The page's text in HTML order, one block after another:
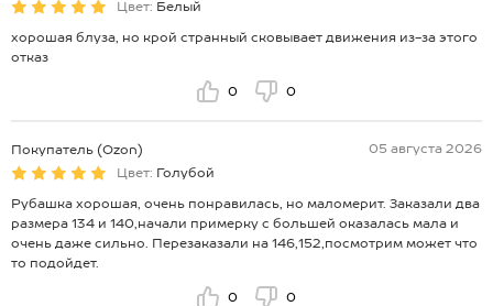
Цвет: Белый
хорошая блуза, но крой странный сковывает движения из-за этого
отказ
0 0
Покупатель (Ozon)
05 августа 2026
Цвет: Голубой
Рубашка хорошая, очень понравилась, но маломерит. Заказали два
размера 134 и 140,начали примерку с большей оказалась мала и
очень даже сильно. Перезаказали на 146,152,посмотрим может что
то подойдет.
0 0